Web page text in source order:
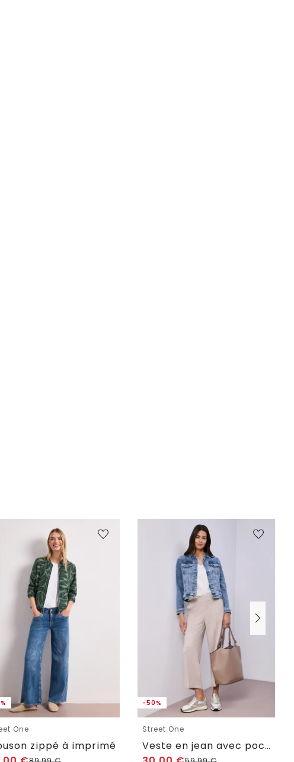
One
zippé à imprimé
-50%
Street One
Veste en jean avec poches poitrine et boutons